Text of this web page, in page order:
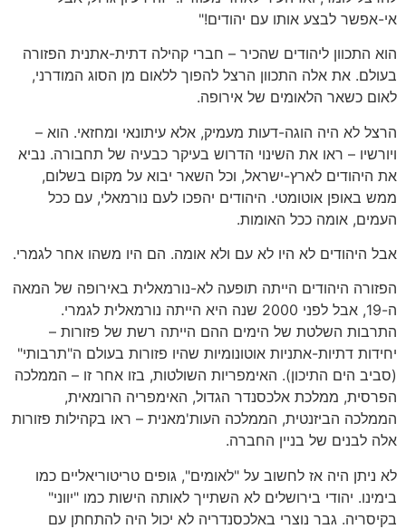
אי-אפשר לבצע אותו עם יהודים!"
הוא התכוון ליהודים שהכיר – חברי קהילה דתית-אתנית הפזורה
בעולם. את אלה התכוון הרצל להפוך ללאום מן הסוג המודרני,
לאום כשאר הלאומים של אירופה.
הרצל לא היה הוגה-דעות מעמיק, אלא עיתונאי ומחזאי. הוא –
ויורשיו – ראו את השינוי הדרוש בעיקר כבעיה של תחבורה. נביא
את היהודים לארץ-ישראל, וכל השאר יבוא על מקום בשלום,
ממש באופן אוטומטי. היהודים יהפכו לעם נורמאלי, עם ככל
העמים, אומה ככל האומות.
אבל היהודים לא היו לא עם ולא אומה. הם היו משהו אחר לגמרי.
הפזורה היהודים הייתה תופעה לא-נורמאלית באירופה של המאה
ה-19, אבל לפני 2000 שנה היא הייתה נורמאלית לגמרי.
התרבות השלטת של הימים ההם הייתה רשת של פזורות –
יחידות דתיות-אתניות אוטונומיות שהיו פזורות בעולם ה"תרבותי"
(סביב הים התיכון). האימפריות השולטות, בזו אחר זו – הממלכה
הפרסית, ממלכת אלכסנדר הגדול, האימפריה הרומאית,
הממלכה הביזנטית, הממלכה העות'מאנית – ראו בקהילות פזורות
אלה לבנים של בניין החברה.
לא ניתן היה אז לחשוב על "לאומים", גופים טריטוריאליים כמו
בימינו. יהודי בירושלים לא השתייך לאותה הישות כמו "יווני"
בקיסריה. גבר נוצרי באלכסנדריה לא יכול היה להתחתן עם